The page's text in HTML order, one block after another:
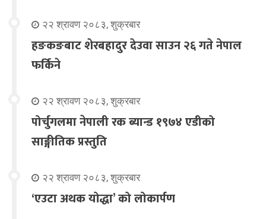
२२ श्रावण २०८३, शुक्रबार
हङकङबाट शेरबहादुर देउवा साउन २६ गते नेपाल
फर्किने
२२ श्रावण २०८३, शुक्रबार
पोर्चुगलमा नेपाली रक ब्यान्ड १९७४ एडीको
साङ्गीतिक प्रस्तुति
२२ श्रावण २०८३, शुक्रबार
‘एउटा अथक योद्धा’ को लोकार्पण